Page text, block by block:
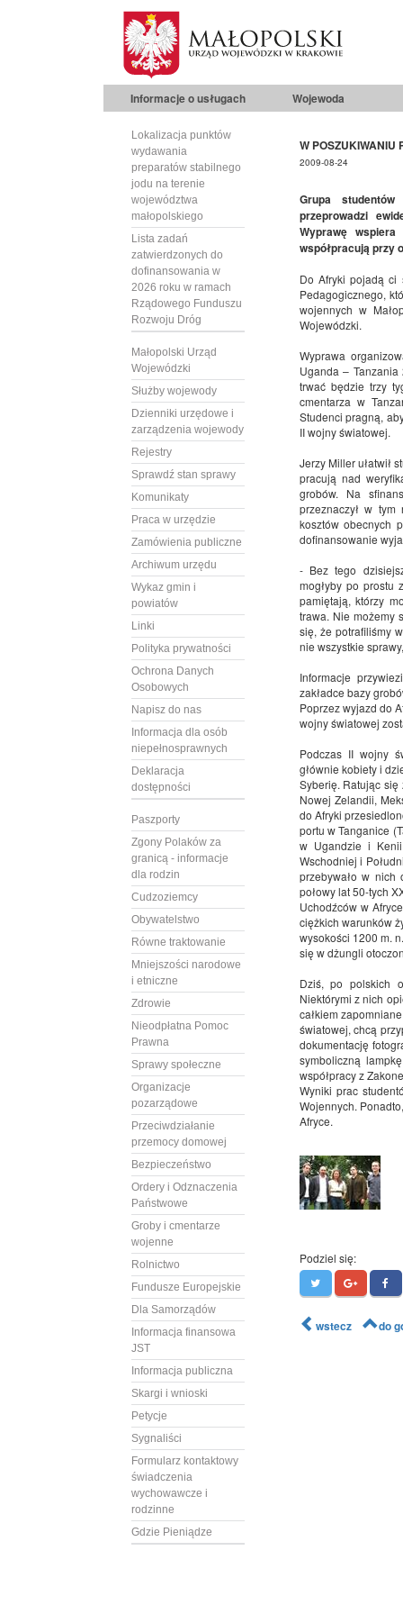
Informacje o usługach Wojewoda
Lokalizacja punktów
wydawania
preparatów stabilnego
jodu na terenie
województwa
małopolskiego
Lista zadań
zatwierdzonych do
dofinansowania w
2026 roku w ramach
Rządowego Funduszu
Rozwoju Dróg
Małopolski Urząd
Wojewódzki
Służby wojewody
Dzienniki urzędowe i
zarządzenia wojewody
Rejestry
Sprawdź stan sprawy
Komunikaty
Praca w urzędzie
Zamówienia publiczne
Archiwum urzędu
Wykaz gmin i
powiatów
Linki
Polityka prywatności
Ochrona Danych
Osobowych
Napisz do nas
Informacja dla osób
niepełnosprawnych
Deklaracja
dostępności
Paszporty
Zgony Polaków za
granicą - informacje
dla rodzin
Cudzoziemcy
Obywatelstwo
Równe traktowanie
Mniejszości narodowe
i etniczne
Zdrowie
Nieodpłatna Pomoc
Prawna
Sprawy społeczne
Organizacje
pozarządowe
Przeciwdziałanie
przemocy domowej
Bezpieczeństwo
Ordery i Odznaczenia
Państwowe
Groby i cmentarze
wojenne
Rolnictwo
Fundusze Europejskie
Dla Samorządów
Informacja finansowa
JST
Informacja publiczna
Skargi i wnioski
Petycje
Sygnaliści
Formularz kontaktowy
świadczenia
wychowawcze i
rodzinne
Gdzie Pieniądze
W POSZUKIWANIU
2009-08-24
Grupa
przeprowadzi
Wyprawę
współpracują przy
Do Afryki pojadą ci
Pedagogicznego,
wojennych w
Wojewódzki.
Wyprawa
Uganda –
trwać będzie trzy
cmentarza w
Studenci pragną,
II wojny światowej.
Jerzy Miller ułatwił
pracują nad
grobów. Na
przeznaczył w
kosztów obecnych
dofinansowanie
- Bez tego
mogłyby po prostu
pamiętają, którzy
trawa. Nie możemy
się, że potrafiliśmy
nie wszystkie
Informacje
zakładce bazy
Poprzez wyjazd do
wojny światowej
Podczas II wojny
głównie kobiety i
Syberię. Ratując
Nowej Zelandii,
do Afryki
portu w Tanganice
w Ugandzie i
Wschodniej i
przebywało w nich
połowy lat 50-tych
Uchodźców w
ciężkich warunków
wysokości 1200 m.
się w dżungli
Dziś, po polskich
Niektórymi z nich
całkiem
światowej, chcą
dokumentację
symboliczną
współpracy z
Wyniki prac
Wojennych.
Afryce.
Podziel się:
wstecz do